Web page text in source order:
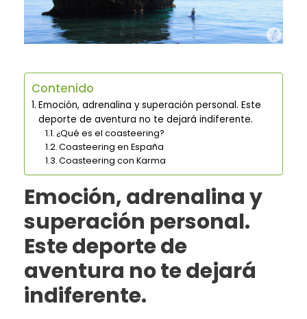
Contenido
Emoción, adrenalina y superación personal. Este
deporte de aventura no te dejará indiferente.
¿Qué es el coasteering?
Coasteering en España
Coasteering con Karma
Emoción, adrenalina y
superación personal.
Este deporte de
aventura no te dejará
indiferente.